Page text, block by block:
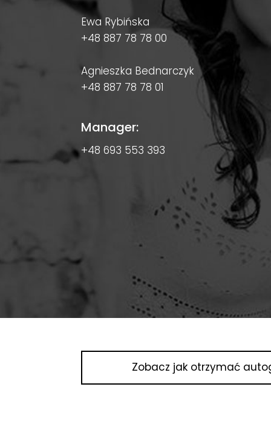
Ewa Rybińska
+48 887 78 78 00
Agnieszka Bednarczyk
+48 887 78 78 01
Manager:
+48 693 553 393
Zobacz jak otrzymać